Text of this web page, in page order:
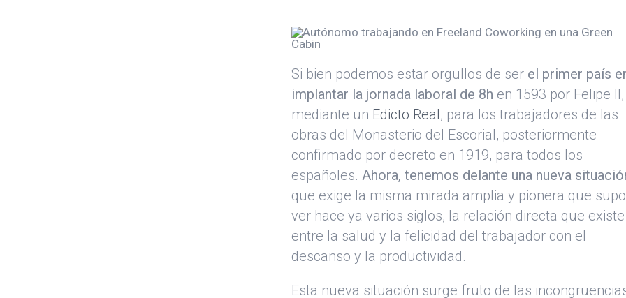
Si bien podemos estar orgullos de ser el primer país
implantar la jornada laboral de 8h en 1593 por Felipe II,
mediante un Edicto Real, para los trabajadores de las
obras del Monasterio del Escorial, posteriormente
confirmado por decreto en 1919, para todos los
españoles. Ahora, tenemos delante una nueva
que exige la misma mirada amplia y pionera que supo
ver hace ya varios siglos, la relación directa que existe
entre la salud y la felicidad del trabajador con el
descanso y la productividad.
Esta nueva situación surge fruto de las